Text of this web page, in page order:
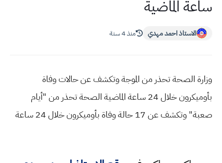
ساعة الماضية
الاستاذ احمد مهدي منذ 4 سنة
وزارة الصحة تحذر من الموجة وتكشف عن حالات وفاة
بأوميكرون خلال 24 ساعة الماضية الصحة تحذر من "أيام
صعبة" وتكشف عن 17 حالة وفاة بأوميكرون خلال 24 ساعة